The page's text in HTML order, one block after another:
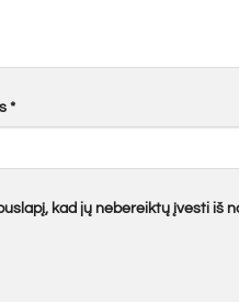
*
kad jų nebereiktų įvesti iš